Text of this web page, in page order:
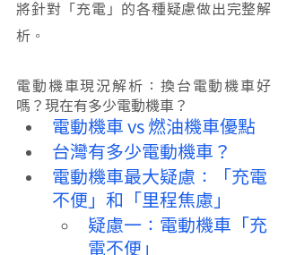
將針對「充電」的各種疑慮做出完整解
析。
電動機車現況解析：換台電動機車好
嗎？現在有多少電動機車？
電動機車 vs 燃油機車優點
台灣有多少電動機車？
電動機車最大疑慮：「充電
不便」和「里程焦慮」
疑慮一：電動機車「充
電不便」